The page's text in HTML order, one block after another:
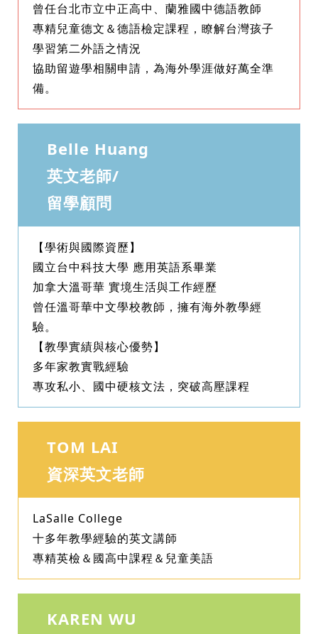
曾任台北市立中正高中、蘭雅國中德語教師
專精兒童德文＆德語檢定課程，瞭解台灣孩子
學習第二外語之情況
協助留遊學相關申請，為海外學涯做好萬全準
備。
Belle Huang
英文老師/
留學顧問
【學術與國際資歷】
國立台中科技大學 應用英語系畢業
加拿大溫哥華 實境生活與工作經歷
曾任溫哥華中文學校教師，擁有海外教學經
驗。
【教學實績與核心優勢】
多年家教實戰經驗
專攻私小、國中硬核文法，突破高壓課程
TOM LAI
資深英文老師
LaSalle College
十多年教學經驗的英文講師
專精英檢＆國高中課程＆兒童美語
KAREN WU